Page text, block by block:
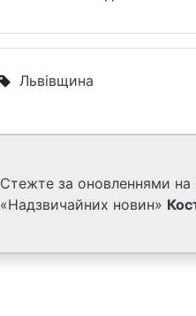
Львівщина
Стежте за оновленнями на
«Надзвичайних новин»